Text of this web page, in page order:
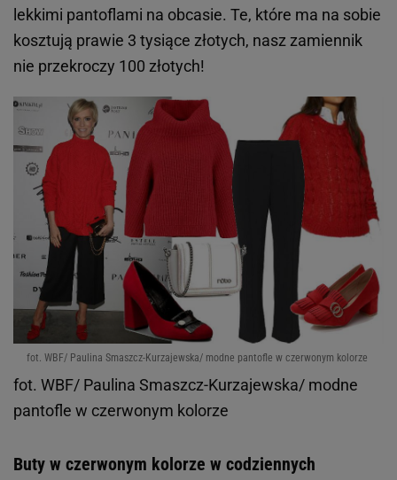
lekkimi pantoflami na obcasie. Te, które ma na sobie
kosztują prawie 3 tysiące złotych, nasz zamiennik
nie przekroczy 100 złotych!
fot. WBF/ Paulina Smaszcz-Kurzajewska/ modne pantofle w czerwonym kolorze
fot. WBF/ Paulina Smaszcz-Kurzajewska/ modne
pantofle w czerwonym kolorze
Buty w czerwonym kolorze w codziennych